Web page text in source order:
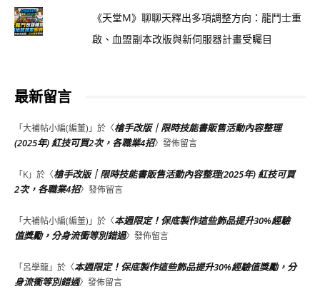
《天堂M》聊聊天釋出多項調整方向：龍鬥士重
啟、血盟副本改版與新伺服器計畫受矚目
最新留言
「大補帖小編(編董) 」於〈槍手改版｜限時技能書販售活動內容整理
(2025年) 紅技可買2次，各職業4招〉發佈留言
「K」於〈槍手改版｜限時技能書販售活動內容整理(2025年) 紅技可買
2次，各職業4招〉發佈留言
「大補帖小編(編董) 」於〈本週限定！保底製作這些飾品提升30%經驗
值獎勵，分身流衝等別錯過〉發佈留言
「呂學龍」於〈本週限定！保底製作這些飾品提升30%經驗值獎勵，分
身流衝等別錯過〉發佈留言